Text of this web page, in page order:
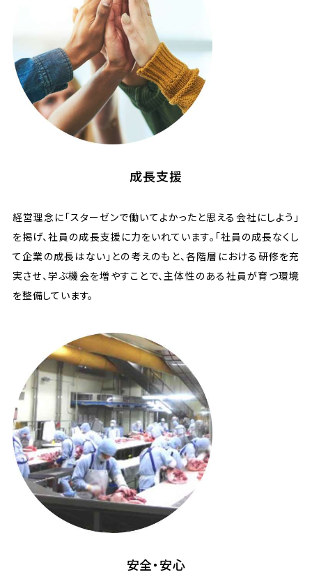
成長支援
経営理念に「スターゼンで働いてよかったと思える会社にしよう」
を掲げ、社員の成長支援に力をいれています。「社員の成長なくし
て企業の成長はない」との考えのもと、各階層における研修を充
実させ、学ぶ機会を増やすことで、主体性のある社員が育つ環境
を整備しています。
安全・安心